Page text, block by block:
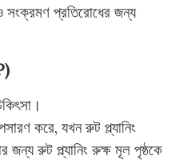
সংক্রমণ প্রতিরোধের জন্য
করে, যখন রুট প্ল্যানিং
জন্য রুট প্ল্যানিং রুক্ষ মূল পৃষ্ঠকে